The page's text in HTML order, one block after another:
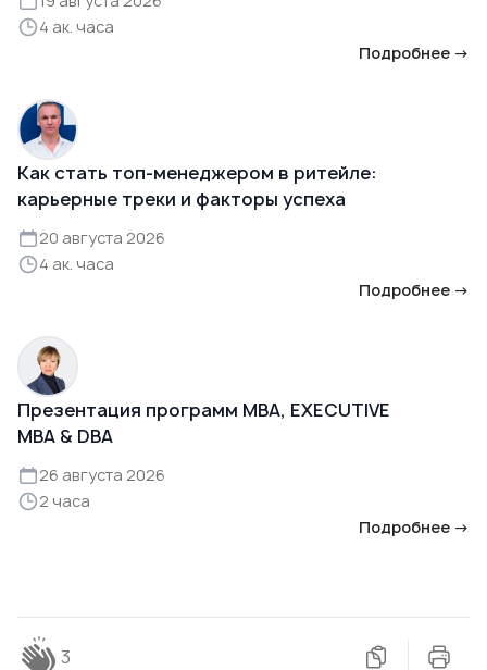
4 ак. часа
Подробнее →
Как стать топ-менеджером в ритейле:
карьерные треки и факторы успеха
20 августа 2026
4 ак. часа
Подробнее →
Презентация программ MBA, EXECUTIVE
MBA & DBA
26 августа 2026
2 часа
Подробнее →
3